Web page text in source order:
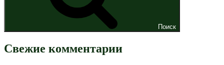
Поиск
Свежие комментарии